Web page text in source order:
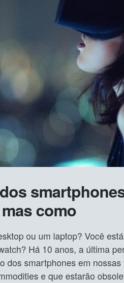
como
ou um laptop? Você
Há 10 anos, a última
dos smartphones em
e que estarão